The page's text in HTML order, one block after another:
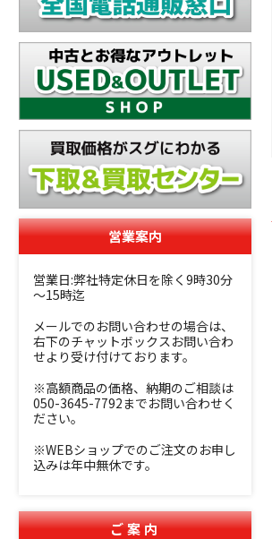
営業案内
営業日:弊社特定休日を除く9時30分
～15時迄
メールでのお問い合わせの場合は、
右下のチャットボックスお問い合わ
せより受け付けております。
※高額商品の価格、納期のご相談は
050-3645-7792までお問い合わせく
ださい。
※WEBショップでのご注文のお申し
込みは年中無休です。
ご案内